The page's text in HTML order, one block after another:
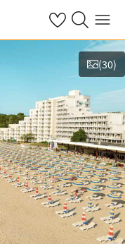
Se dine sparte
Søk påMeny
(30)